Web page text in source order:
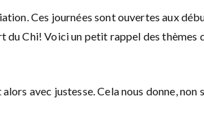
Ces journées sont ouvertes aux
du Chi! Voici un petit rappel des thèmes
avec justesse. Cela nous donne, non